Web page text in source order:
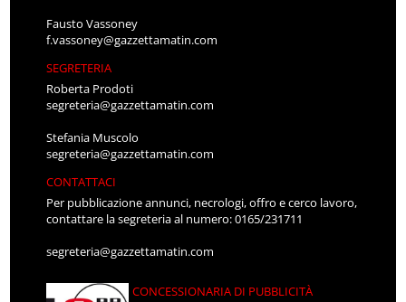
Fausto Vassoney
f.vassoney@gazzettamatin.com
SEGRETERIA
Roberta Prodoti
segreteria@gazzettamatin.com
Stefania Muscolo
segreteria@gazzettamatin.com
CONTATTACI
Per pubblicazione annunci, necrologi, offro e cerco lavoro,
contattare la segreteria al numero: 0165/231711
segreteria@gazzettamatin.com
CONCESSIONARIA DI PUBBLICITÀ